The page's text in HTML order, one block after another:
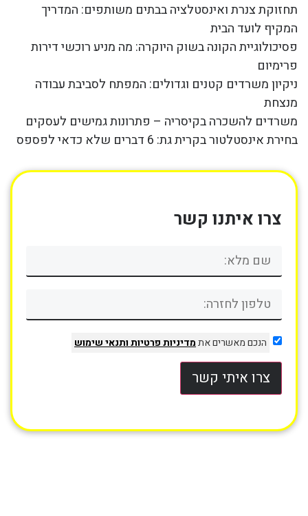
תחזוקת צנרת ואינסטלציה בבתים משותפים: המדריך
המקיף לועד הבית
פסיכולוגיית הקונה בשוק היוקרה: מה מניע רוכשי דירות
פרימיום
ניקיון משרדים קטנים וגדולים: המפתח לסביבת עבודה
מנצחת
משרדים להשכרה בקיסריה – פתרונות גמישים לעסקים
בחירת אינסטלטור בקרית גת: 6 דברים שלא כדאי לפספס
צרו איתנו קשר
הנכם מאשרים אתמדיניות פרטיותותנאי שימוש
צרו איתי קשר